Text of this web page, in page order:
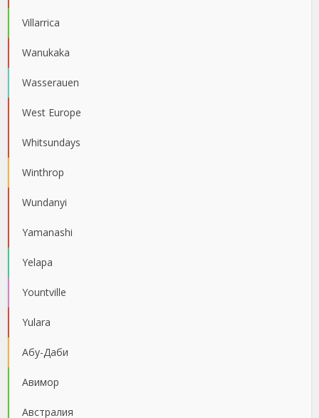
Villarrica
Wanukaka
Wasserauen
West Europe
Whitsundays
Winthrop
Wundanyi
Yamanashi
Yelapa
Yountville
Yulara
Абу-Даби
Авимор
Австралия